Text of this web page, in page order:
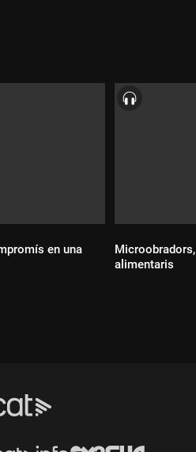
ens explica històries de la cuina
en una
alimentaris